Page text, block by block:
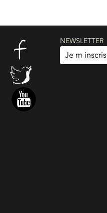
NEWSLETTER
Je m inscris